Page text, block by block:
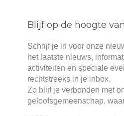
Blijf op de hoogte
Schrijf je in voor onze
het laatste nieuws,
activiteiten en speciale
rechtstreeks in je inbox.
Zo blijf je verbonden met
geloofsgemeenschap,